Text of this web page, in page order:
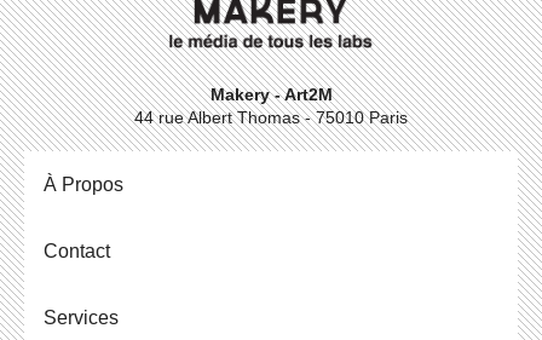
Makery - Art2M
44 rue Albert Thomas - 75010 Paris
À Propos
Contact
Ser­vices